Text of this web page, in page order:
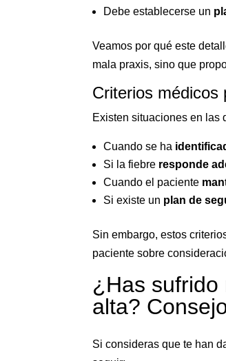
Debe establecerse un
Veamos por qué este
mala praxis, sino que
Criterios médicos
Existen situaciones en las
Cuando se ha
Si la fiebre responde
Cuando el paciente
Si existe un plan de
Sin embargo, estos
paciente sobre
¿Has sufrido
alta?
Si consideras que te han